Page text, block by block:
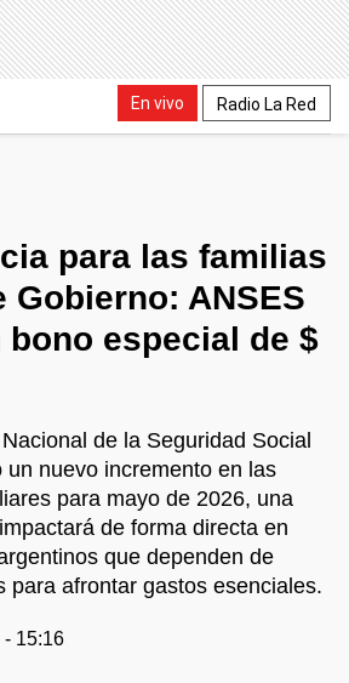
En vivo Radio La Red
para las familias
Gobierno: ANSES
bono especial de $
de la Seguridad Social
un nuevo incremento en las
para mayo de 2026, una
de forma directa en
que dependen de
para afrontar gastos esenciales.
- 15:16